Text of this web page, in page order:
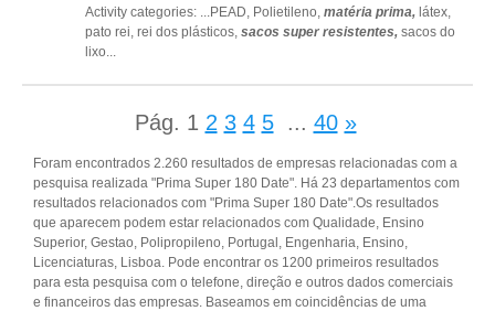
Activity categories: ...PEAD, Polietileno, matéria prima, látex,
pato rei, rei dos plásticos, sacos super resistentes, sacos do
lixo...
Pág. 1 2 3 4 5 ... 40 »
Foram encontrados 2.260 resultados de empresas relacionadas com a
pesquisa realizada "Prima Super 180 Date". Há 23 departamentos com
resultados relacionados com "Prima Super 180 Date".Os resultados
que aparecem podem estar relacionados com Qualidade, Ensino
Superior, Gestao, Polipropileno, Portugal, Engenharia, Ensino,
Licenciaturas, Lisboa. Pode encontrar os 1200 primeiros resultados
para esta pesquisa com o telefone, direção e outros dados comerciais
e financeiros das empresas. Baseamos em coincidências de uma